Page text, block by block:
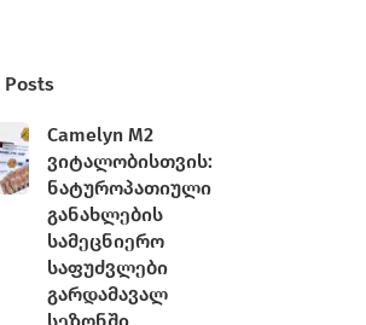
Posts
Camelyn M2
ვიტალობისთვის:
ნატუროპათიული
განახლების
სამეცნიერო
საფუძვლები
გარდამავალ